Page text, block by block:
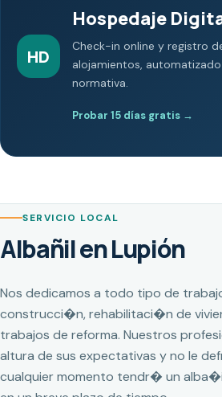
HD
Hospedaje
Check-in online y registro
alojamientos,
normativa.
Probar 15 días gratis →
SERVICIO LOCAL
Albañil en Lupión
Nos dedicamos a todo tipo de
construcci�n, rehabilitaci�n de
trabajos de reforma. Nuestros
altura de sus expectativas y no le
cualquier momento tendr� un